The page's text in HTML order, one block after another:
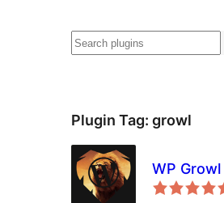
ค้นหา
Plugin Tag: growl
WP Growl